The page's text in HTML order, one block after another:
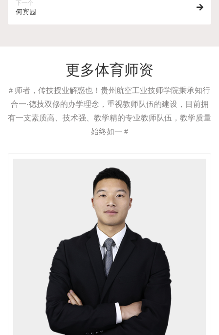
下一个
何宾园
更多体育师资
# 师者，传技授业解惑也！贵州航空工业技师学院秉承知行
合一·德技双修的办学理念，重视教师队伍的建设，目前拥
有一支素质高、技术强、教学精的专业教师队伍，教学质量
始终如一 #